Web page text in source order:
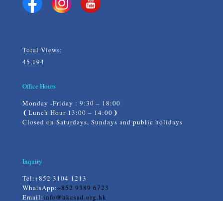
Total Views:
45,194
Office Hours
Monday -Friday : 9:30 – 18:00
❨Lunch Hour 13:00 – 14:00❩
Closed on Saturdays, Sundays and public holidays
Inquiry
Tel:+852 3104 1213
WhatsApp:+852 9389 6723
Email:info@hkcsad.org.hk